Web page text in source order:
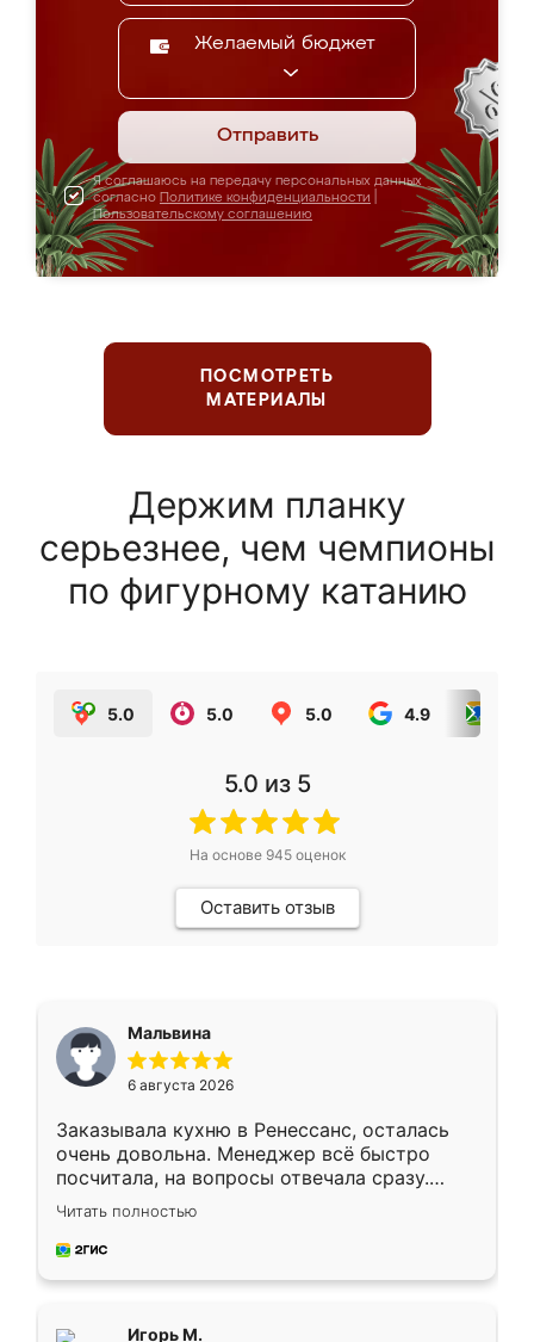
Желаемый бюджет
Отправить
Я соглашаюсь на передачу персональных данных
согласно Политике конфиденциальности
Пользовательскому соглашению
ПОСМОТРЕТЬ
МАТЕРИАЛЫ
Держим планку
серьезнее, чем чемпионы
по фигурному катанию
5.0 5.0 5.0 4.9
5.0 из 5
На основе 945оценок
Оставить отзыв
Мальвина
6 августа 2026
Заказывала кухню в Ренессанс, осталась
очень довольна. Менеджер всё быстро
посчитала, на вопросы отвечала сразу.
Замерщик приехал в субботу, подошёл к
делу со всей ответственностью. Собрали
за день, ребята работали аккуратно, даже
Читать полностью
Игорь М.